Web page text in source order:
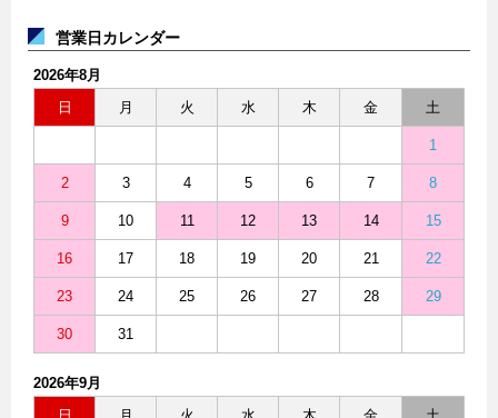
営業日カレンダー
2026年8月
日
月 火 水 木 金 土
1
2 3 4 5 6 7 8
9 10 11 12 13 14 15
16 17 18 19 20 21 22
23 24 25 26 27 28 29
30 31
2026年9月